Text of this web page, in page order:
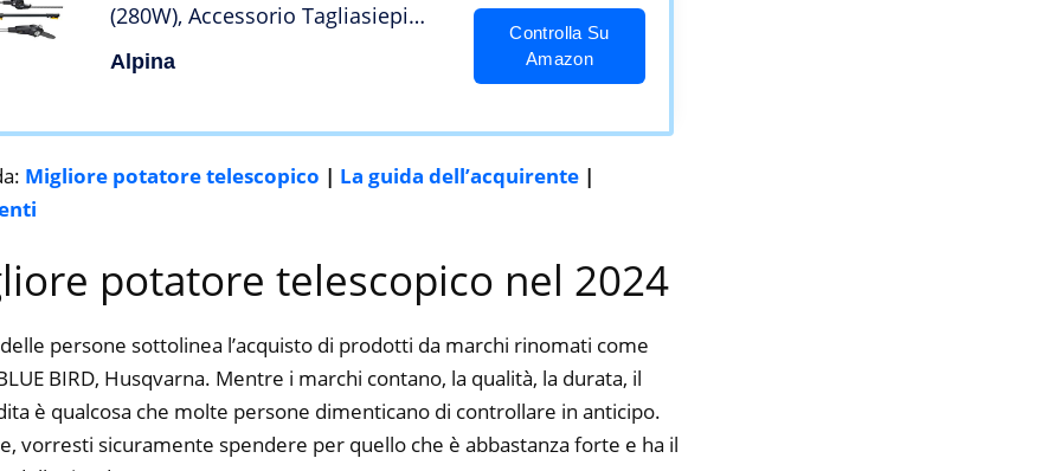
(280W), Accessorio Tagliasiepi
con Lame da 45 cm (150W), per
Altezze Elevate, Batteria da 20 V (4
Alpina
Controlla Su
Amazon
Migliore potatore telescopico | La guida dell’acquirente |
potatore telescopico nel 2024
persone sottolinea l’acquisto di prodotti da marchi rinomati come
BLUE BIRD, Husqvarna. Mentre i marchi contano, la qualità, la durata, il
è qualcosa che molte persone dimenticano di controllare in anticipo.
vorresti sicuramente spendere per quello che è abbastanza forte e ha il